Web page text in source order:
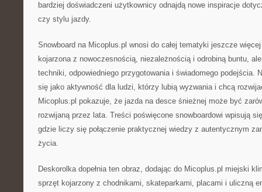
bardziej doświadczeni użytkownicy odnajdą nowe inspiracje
czy stylu jazdy.
Snowboard na Micoplus.pl wnosi do całej tematyki jeszcze
kojarzona z nowoczesnością, niezależnością i odrobiną buntu,
techniki, odpowiedniego przygotowania i świadomego podejścia.
się jako aktywność dla ludzi, którzy lubią wyzwania i chcą
Micoplus.pl pokazuje, że jazda na desce śnieżnej może być
rozwijaną przez lata. Treści poświęcone snowboardowi wpisują
gdzie liczy się połączenie praktycznej wiedzy z autentycznym
życia.
Deskorolka dopełnia ten obraz, dodając do Micoplus.pl miejski
sprzęt kojarzony z chodnikami, skateparkami, placami i uliczną